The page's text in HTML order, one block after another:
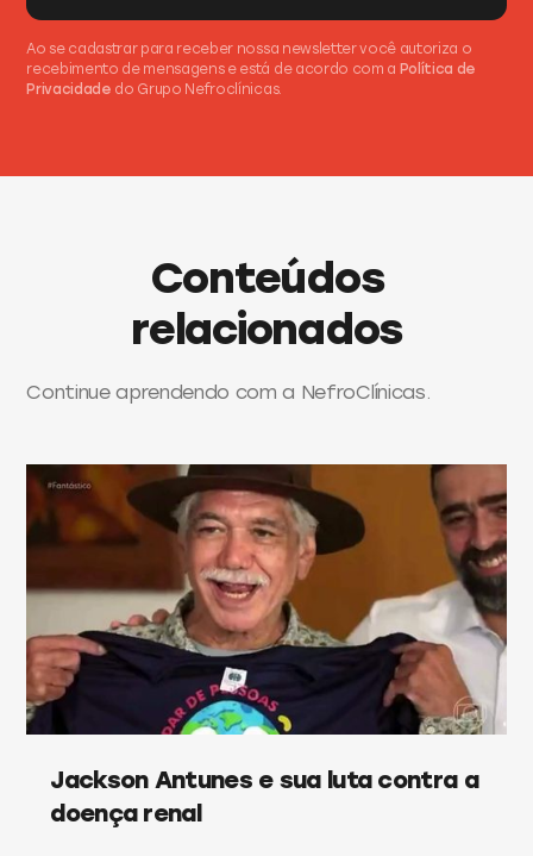
Ao se cadastrar para receber nossa newsletter você autoriza o
recebimento de mensagens e está de acordo com a Política de
Privacidade do Grupo Nefroclínicas.
Conteúdos
relacionados
Continue aprendendo com a NefroClínicas.
Jackson Antunes e sua luta contra a
doença renal